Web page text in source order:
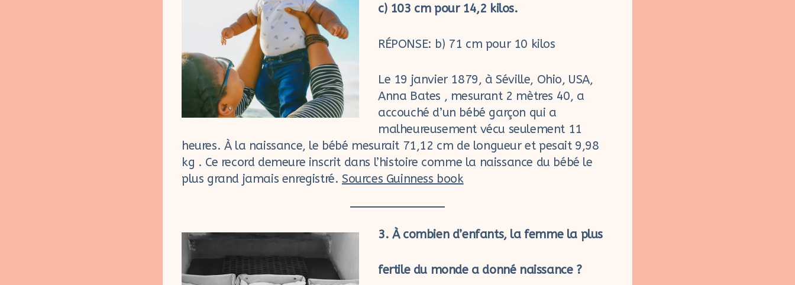
c) 103 cm pour 14,2 kilos.
RÉPONSE: b) 71 cm pour 10 kilos
Le 19 janvier 1879, à Séville, Ohio, USA,
Anna Bates , mesurant 2 mètres 40, a
accouché d’un bébé garçon qui a
malheureusement vécu seulement 11
heures. À la naissance, le bébé mesurait 71,12 cm de longueur et pesait 9,98
kg . Ce record demeure inscrit dans l’histoire comme la naissance du bébé le
plus grand jamais enregistré.Sources Guinness book
3. À combien d’enfants, la femme la plus
fertile du monde a donné naissance ?